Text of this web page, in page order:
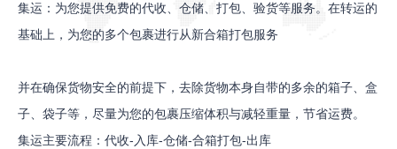
运费估算
集运：为您提供免费的代收、仓储、打包、验货等服务。在转运的
基础上，为您的多个包裹进行从新合箱打包服务
并在确保货物安全的前提下，去除货物本身自带的多余的箱子、盒
子、袋子等，尽量为您的包裹压缩体积与减轻重量，节省运费。
集运主要流程：代收-入库-仓储-合箱打包-出库